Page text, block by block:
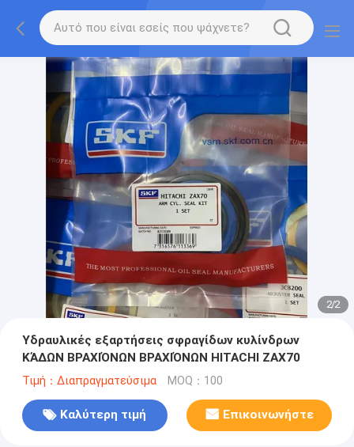
2/2
Υδραυλικές εξαρτήσεις σφραγίδων κυλίνδρων
ΚΆΔΩΝ ΒΡΑΧΙΌΝΩΝ ΒΡΑΧΙΌΝΩΝ HITACHI ZAX70
Τιμή：Διαπραγματεύσιμα MOQ：100
Καλύτερη τιμή Επικοινωνήστε